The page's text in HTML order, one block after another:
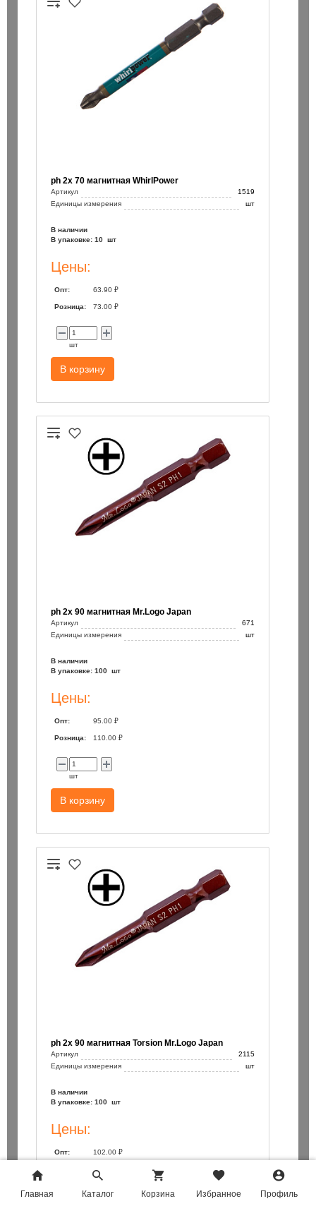
ph 2х 70 магнитная WhirlPower
Артикул
1519
Единицы измерения
шт
В наличии
В упаковке: 10 шт
Цены:
Опт: 63.90 ₽
Розница: 73.00 ₽
шт
В корзину
ph 2х 90 магнитная Mr.Logo Japan
Артикул
671
Единицы измерения
шт
В наличии
В упаковке: 100 шт
Цены:
Опт: 95.00 ₽
Розница: 110.00 ₽
шт
В корзину
ph 2х 90 магнитная Torsion Mr.Logo Japan
Артикул
2115
Единицы измерения
шт
В наличии
В упаковке: 100 шт
Цены:
Опт: 102.00 ₽
105.00 ₽
Главная Каталог Корзина Избранное Профиль
Главная Каталог Корзина Избранное Профиль